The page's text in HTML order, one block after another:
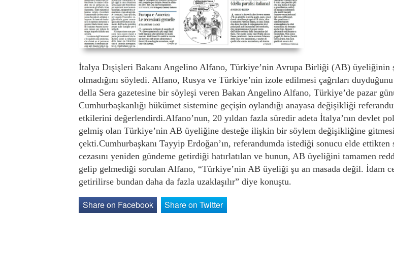
İtalya Dışişleri Bakanı Angelino Alfano, Türkiye’nin Avrupa Birliği (AB) üyeliğinin
olmadığını söyledi. Alfano, Rusya ve Türkiye’nin izole edilmesi çağrıları
della Sera gazetesine bir söyleşi veren Bakan Angelino Alfano, Türkiye’de pazar
Cumhurbaşkanlığı hükümet sistemine geçişin oylandığı anayasa değişikliği
etkilerini değerlendirdi.Alfano’nun, 20 yıldan fazla süredir adeta İtalya’nın devlet
gelmiş olan Türkiye’nin AB üyeliğine desteğe ilişkin bir söylem değişikliğine
çekti.Cumhurbaşkanı Tayyip Erdoğan’ın, referandumda istediği sonucu elde ettikten
cezasını yeniden gündeme getirdiği hatırlatılan ve bunun, AB üyeliğini tamamen
gelip gelmediği sorulan Alfano, “Türkiye’nin AB üyeliği şu an masada değil. İdam
getirilirse bundan daha da fazla uzaklaşılır” diye konuştu.
Share on Facebook Share on Twitter